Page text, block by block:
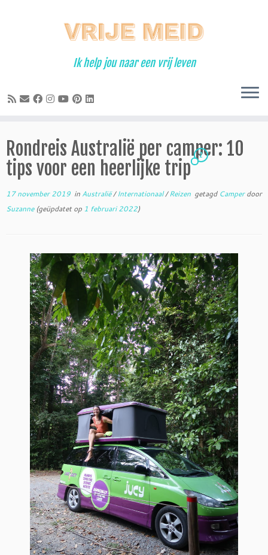
Ik help jou naar een vrij leven
Rondreis Australië per camper: 10
tips voor een heerlijke trip
2
17 november 2019 in Australië/Internationaal/Reizen getagd Camperdoor
Suzanne(geüpdatet op 1 februari 2022)